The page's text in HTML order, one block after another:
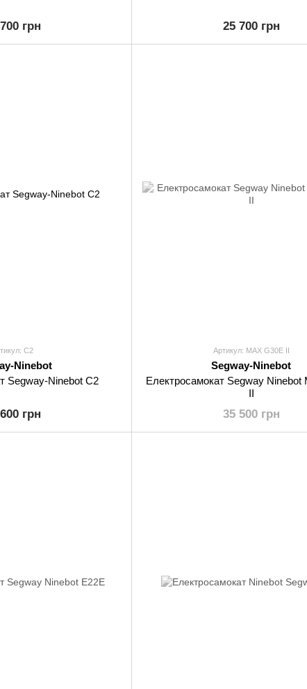
грн 25 700 грн
С2
Ninebot
Segway-Ninebot С2
грн
Артикул: MAX G30E II
Segway-Ninebot
Електросамокат Segway Ninebot
II
35 500 грн